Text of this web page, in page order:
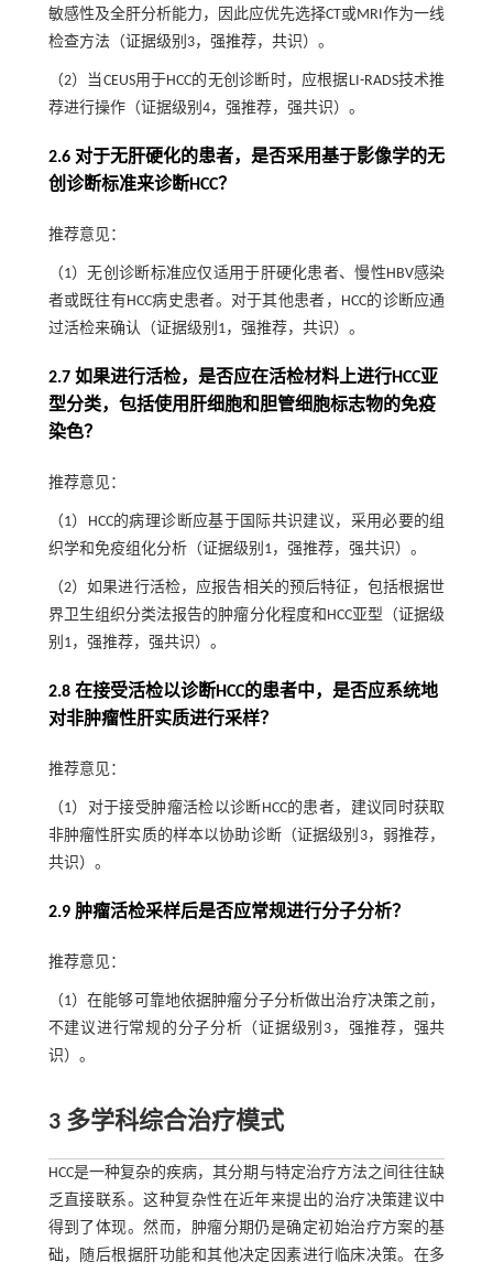
敏感性及全肝分析能力，因此应优先选择CT或MRI作为一线
检查方法（证据级别3，强推荐，共识）。
（2）当CEUS用于HCC的无创诊断时，应根据LI-RADS技术推
荐进行操作（证据级别4，强推荐，强共识）。
2.6 对于无肝硬化的患者，是否采用基于影像学的无
创诊断标准来诊断HCC？
推荐意见：
（1）无创诊断标准应仅适用于肝硬化患者、慢性HBV感染
者或既往有HCC病史患者。对于其他患者，HCC的诊断应通
过活检来确认（证据级别1，强推荐，共识）。
2.7 如果进行活检，是否应在活检材料上进行HCC亚
型分类，包括使用肝细胞和胆管细胞标志物的免疫
染色？
推荐意见：
（1）HCC的病理诊断应基于国际共识建议，采用必要的组
织学和免疫组化分析（证据级别1，强推荐，强共识）。
（2）如果进行活检，应报告相关的预后特征，包括根据世
界卫生组织分类法报告的肿瘤分化程度和HCC亚型（证据级
别1，强推荐，强共识）。
2.8 在接受活检以诊断HCC的患者中，是否应系统地
对非肿瘤性肝实质进行采样？
推荐意见：
（1）对于接受肿瘤活检以诊断HCC的患者，建议同时获取
非肿瘤性肝实质的样本以协助诊断（证据级别3，弱推荐，
共识）。
2.9 肿瘤活检采样后是否应常规进行分子分析？
推荐意见：
（1）在能够可靠地依据肿瘤分子分析做出治疗决策之前，
不建议进行常规的分子分析（证据级别3，强推荐，强共
识）。
3 多学科综合治疗模式
HCC是一种复杂的疾病，其分期与特定治疗方法之间往往缺
乏直接联系。这种复杂性在近年来提出的治疗决策建议中
得到了体现。然而，肿瘤分期仍是确定初始治疗方案的基
础，随后根据肝功能和其他决定因素进行临床决策。在多